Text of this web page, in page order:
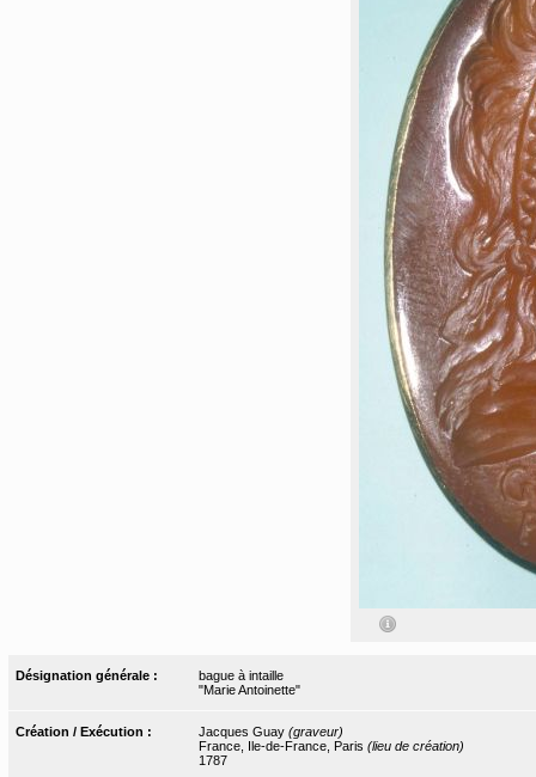
Désignation générale :
bague à intaille
"Marie Antoinette"
Création / Exécution : Jacques Guay (graveur)
France, Ile-de-France, Paris (lieu de création)
1787